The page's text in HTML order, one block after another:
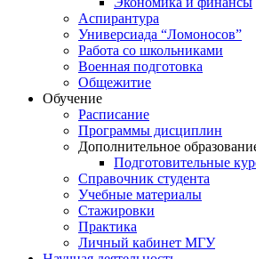
Аспирантура
Универсиада “Ломоносов”
Работа со школьниками
Военная подготовка
Общежитие
Обучение
Расписание
Программы дисциплин
Дополнительное
Подготовительные
Справочник студента
Учебные материалы
Стажировки
Практика
Личный кабинет МГУ